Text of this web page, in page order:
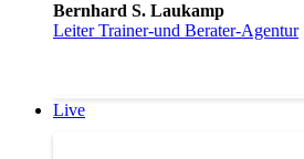
Bernhard S. Laukamp
Leiter Trainer-und Berater-Agentur
Live